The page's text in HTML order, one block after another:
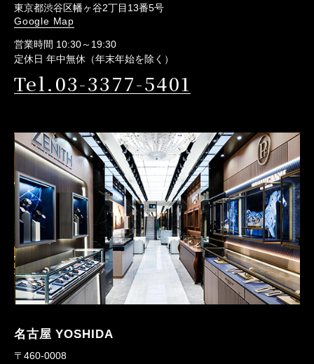
東京都渋谷区幡ヶ谷2丁目13番5号
Google Map
営業時間 10:30～19:30
定休日 年中無休（年末年始を除く）
Tel.03-3377-5401
名古屋 YOSHIDA
〒460-0008